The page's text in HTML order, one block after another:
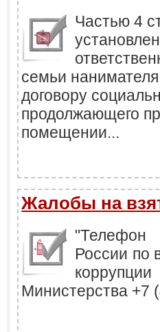
Частью 4
семьи
договору
продолжающего
помещении...
Жалобы на
"Телефон
России по
Министерства +7